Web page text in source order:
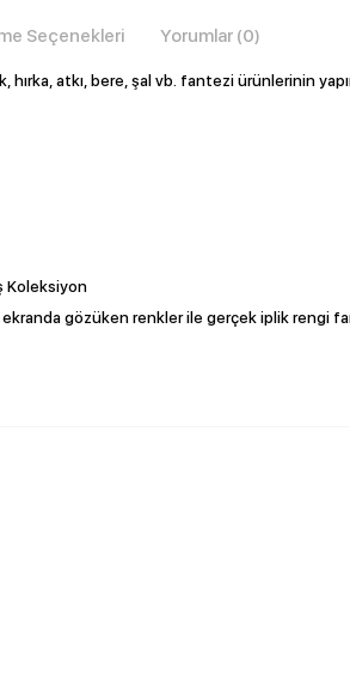
Seçenekleri Yorumlar (0)
hırka, atkı, bere, şal vb. fantezi ürünlerinin
Koleksiyon
gözüken renkler ile gerçek iplik rengi